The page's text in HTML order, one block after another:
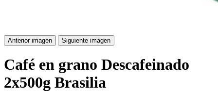
Anterior imagen Siguiente imagen
Café en grano Descafeinado
2x500g Brasilia